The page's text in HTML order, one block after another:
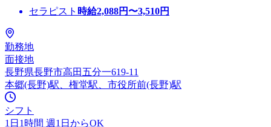
セラピスト 時給2,088円〜3,510円
勤務地
面接地
長野県長野市高田五分一619-11
本郷(長野)駅、権堂駅、市役所前(長野)駅
シフト
1日1時間 週1日からOK